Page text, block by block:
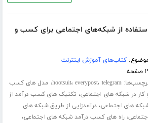
از شبکه‌های اجتماعی برای کسب و
کتاب‌های آموزش اینترنت
hootsuit، everypost، telegram ، مدل های کسب
کار در شبکه های اجتماعی، تکنیک های کسب درآمد از
های اجتماعی،درآمدزایی از طریق شبکه های
،راه های کسب درآمد شبکه های اجتماعی،